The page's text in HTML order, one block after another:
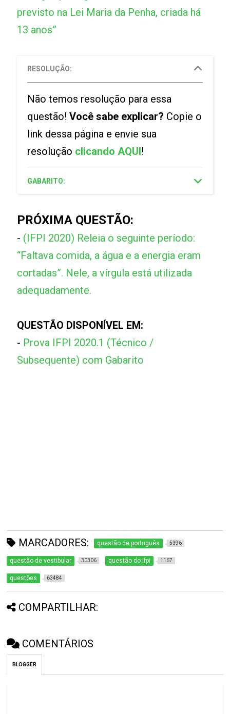
previsto na Lei Maria da Penha, criada há
13 anos”
RESOLUÇÃO:
Não temos resolução para essa
questão!Você sabe explicar? Copie o
link dessa página e envie sua
resolução clicando AQUI!
GABARITO:
PRÓXIMA QUESTÃO:
- (IFPI 2020) Releia o seguinte período:
“Faltava comida, a água e a energia eram
cortadas”. Nele, a vírgula está utilizada
adequadamente.
QUESTÃO DISPONÍVEL EM:
- Prova IFPI 2020.1 (Técnico /
Subsequente) com Gabarito
MARCADORES: questão de português 5396
questão de vestibular 30306 questão do ifpi 1167
questões 63484
COMPARTILHAR:
COMENTÁRIOS
BLOGGER